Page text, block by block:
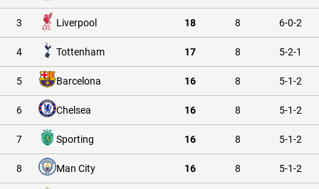
3 Liverpool 18 8 6-0-2
4 Tottenham 17 8 5-2-1
5 Barcelona 16 8 5-1-2
6 Chelsea 16 8 5-1-2
7 Sporting 16 8 5-1-2
8 Man City 16 8 5-1-2